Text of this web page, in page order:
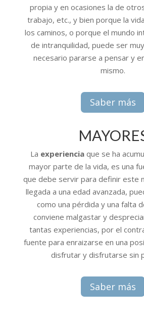
propia y en ocasiones la de
trabajo, etc., y bien porque la
los caminos, o porque el mundo
de intranquilidad, puede ser
necesario pararse a pensar y
mismo.
Saber más
La experienciaque se ha
mayor parte de la vida, es una
que debe servir para definir este
llegada a una edad avanzada,
como una pérdida y una falta
conviene malgastar y
tantas experiencias, por el
fuente para enraizarse en una
disfrutar y disfrutarse sin
Saber más